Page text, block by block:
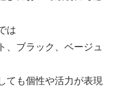
は
、ブラック、ベージュ
ても個性や活力が表現